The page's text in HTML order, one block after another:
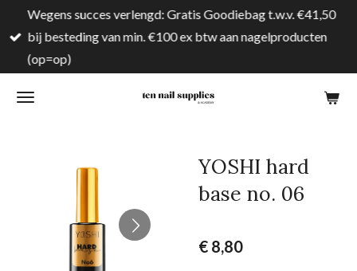
direct
naar
hoofdinhoud
Wegens succes verlengd: Gratis Goodiebag t.w.v. €41,50
bij besteding van min. €100 ex btw aan nagelproducten
(op=op)
YOSHI hard
base no. 06
€ 8,80